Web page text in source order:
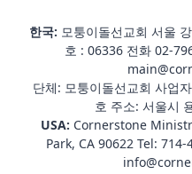
한국: 모퉁이돌선교회 서울
호 : 06336 전화 02-
단체: 모퉁이돌선교회 사업
호 주소: 서울시
USA: Cornerstone
Park, CA 90622 Tel: 714-